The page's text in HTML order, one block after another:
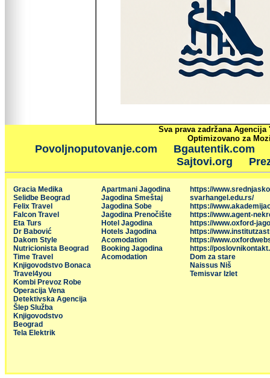
Sva prava zadržana
Optimizovano za
Povoljnoputovanje.com
Bgautentik.com
Sajtovi.org
Gracia Medika
Selidbe Beograd
Felix Travel
Falcon Travel
Eta Turs
Dr Babović
Dakom Style
Nutricionista Beograd
Time Travel
Knjigovodstvo Bonaca
Travel4you
Kombi Prevoz Robe
Operacija Vena
Detektivska Agencija
Šlep Služba
Knjigovodstvo
Beograd
Tela Elektrik
Apartmani Jagodina
Jagodina Smeštaj
Jagodina Sobe
Jagodina Prenočište
Hotel Jagodina
Hotels Jagodina
Acomodation
Booking Jagodina
Acomodation
https://
svarhangel.edu.rs/
https://
https://www.agent-
https://www.oxford-
https://
https://
https://
Dom za stare
Naissus Niš
Temisvar Izlet